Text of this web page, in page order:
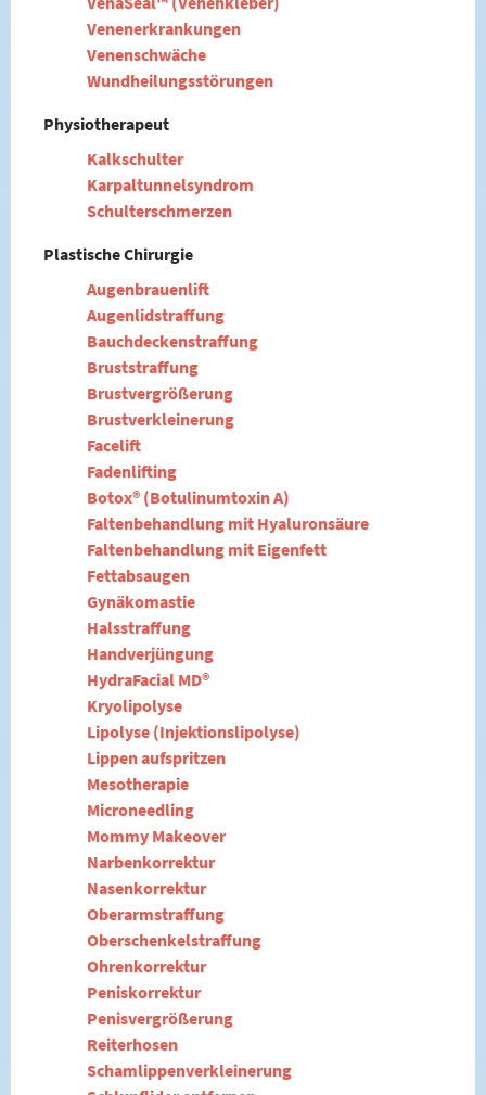
Venenerkrankungen
Venenschwäche
Wundheilungsstörungen
Physiotherapeut
Kalkschulter
Karpaltunnelsyndrom
Schulterschmerzen
Plastische Chirurgie
Augenbrauenlift
Augenlidstraffung
Bauchdeckenstraffung
Bruststraffung
Brustvergrößerung
Brustverkleinerung
Facelift
Fadenlifting
Botox® (Botulinumtoxin A)
Faltenbehandlung mit Hyaluronsäure
Faltenbehandlung mit Eigenfett
Fettabsaugen
Gynäkomastie
Halsstraffung
Handverjüngung
HydraFacial MD®
Kryolipolyse
Lipolyse (Injektionslipolyse)
Lippen aufspritzen
Mesotherapie
Microneedling
Mommy Makeover
Narbenkorrektur
Nasenkorrektur
Oberarmstraffung
Oberschenkelstraffung
Ohrenkorrektur
Peniskorrektur
Penisvergrößerung
Reiterhosen
Schamlippenverkleinerung